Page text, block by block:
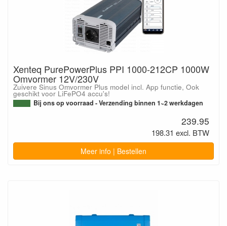
Xenteq PurePowerPlus PPI 1000-212CP 1000W
Omvormer 12V/230V
Zuivere Sinus Omvormer Plus model incl. App functie, Ook
geschikt voor LiFePO4 accu's!
Bij ons op voorraad - Verzending binnen 1~2 werkdagen
239.95
198.31 excl. BTW
Meer info | Bestellen